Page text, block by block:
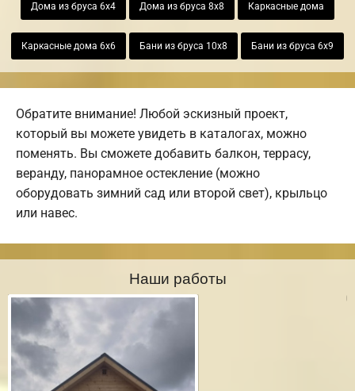
Дома из бруса 6х4 Дома из бруса 8х8 Каркасные дома
Каркасные дома 6х6 Бани из бруса 10х8 Бани из бруса 6х9
Обратите внимание! Любой эскизный проект,
который вы можете увидеть в каталогах, можно
поменять. Вы сможете добавить балкон, террасу,
веранду, панорамное остекление (можно
оборудовать зимний сад или второй свет), крыльцо
или навес.
Наши работы